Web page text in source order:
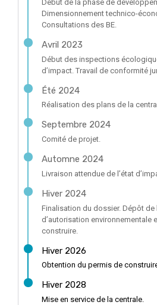
Début de la phase de
Dimensionnement technico-
Consultations des BE.
Avril 2023
Début des inspections
d’impact. Travail de conformité
Été 2024
Réalisation des plans de la
Septembre 2024
Comité de projet.
Automne 2024
Livraison attendue de l’état
Hiver 2024
Finalisation du dossier. Dépôt de
d’autorisation environnementale
construire.
Hiver 2026
Obtention du permis de
Hiver 2028
Mise en service de la centrale.